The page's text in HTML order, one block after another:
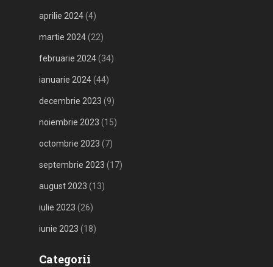
aprilie 2024(4)
martie 2024(22)
februarie 2024(34)
ianuarie 2024(44)
decembrie 2023 (9)
noiembrie 2023 (15)
octombrie 2023 (7)
septembrie 2023 (17)
august 2023 (13)
iulie 2023 (26)
iunie 2023 (18)
Categorii